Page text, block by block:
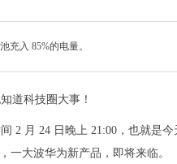
充入 85%的电量。
道科技圈大事！
2 月 24 日晚上 21:00，也就是今
一大波华为新产品，即将来临。